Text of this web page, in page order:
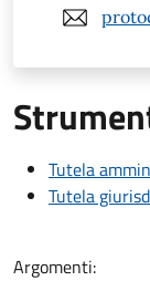
Tutela
Tutela
Argomenti: